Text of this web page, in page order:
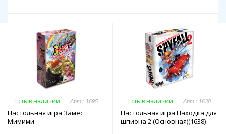
Есть в наличии Арт.: 1695
Настольная игра Замес:
Мимими
Есть в наличии Арт.: 1638
Настольная игра Находка для
шпиона 2 (Основная)(1638)